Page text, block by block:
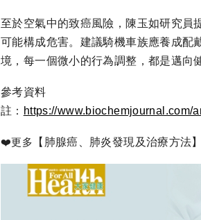
至於空氣中的致癌風險，陳玉如研究員
可能構成危害。建議騎機車族應養成配
境，每一個微小的行為調整，都是邁向
參考資料
註： https://www.biochemjournal.com/
❤️更多 【肺腺癌、肺炎發現及治療方法